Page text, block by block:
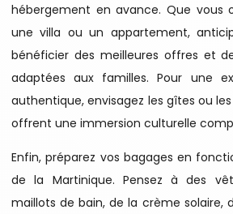
hébergement en avance. Que vous
une villa ou un appartement,
bénéficier des meilleures offres et
adaptées aux familles. Pour une
authentique, envisagez les gîtes ou
offrent une immersion culturelle
Enfin, préparez vos bagages en
de la Martinique. Pensez à des
maillots de bain, de la crème solaire,